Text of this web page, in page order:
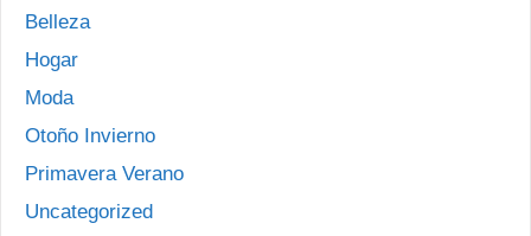
Belleza
Hogar
Moda
Otoño Invierno
Primavera Verano
Uncategorized